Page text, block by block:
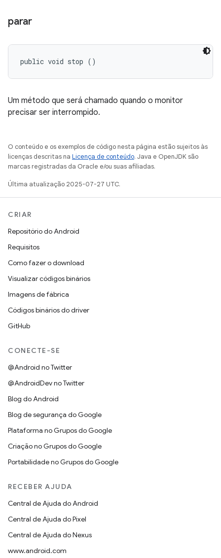
parar
public void stop ()
Um método que será chamado quando o monitor
precisar ser interrompido.
O conteúdo e os exemplos de código nesta página estão sujeitos às
licenças descritas na Licença de conteúdo. Java e OpenJDK são
marcas registradas da Oracle e/ou suas afiliadas.
Última atualização 2025-07-27 UTC.
CRIAR
Repositório do Android
Requisitos
Como fazer o download
Visualizar códigos binários
Imagens de fábrica
Códigos binários do driver
GitHub
CONECTE-SE
@Android no Twitter
@AndroidDev no Twitter
Blog do Android
Blog de segurança do Google
Plataforma no Grupos do Google
Criação no Grupos do Google
Portabilidade no Grupos do Google
RECEBER AJUDA
Central de Ajuda do Android
Central de Ajuda do Pixel
Central de Ajuda do Nexus
www.android.com